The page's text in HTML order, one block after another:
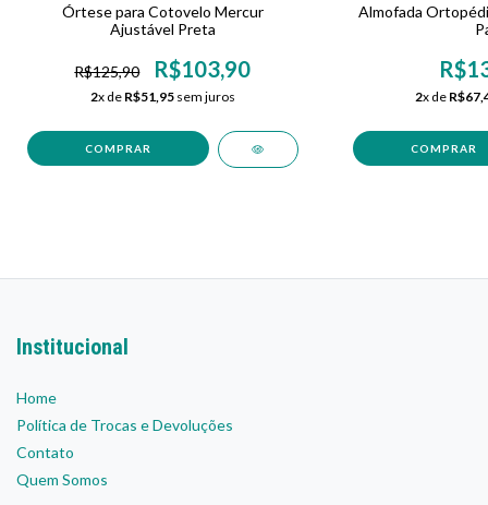
Órtese para Cotovelo Mercur
Ajustável Preta
R$125,90 R$103,90
2x de R$51,95sem juros
Almofada
2x de
COMPRAR
Institucional
Home
Política de Trocas e Devoluções
Contato
Quem Somos